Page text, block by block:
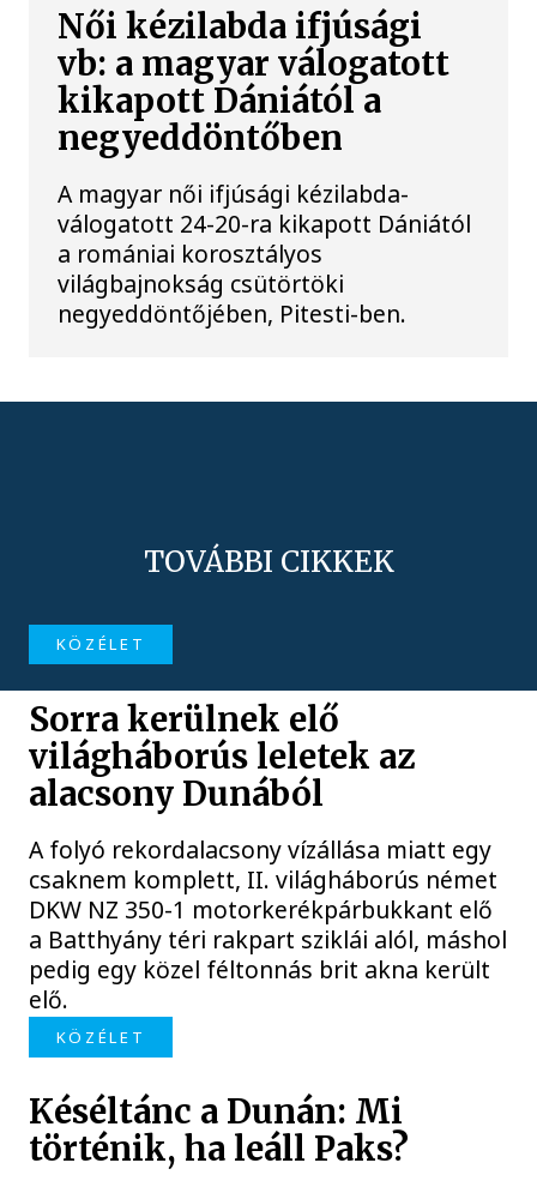
Női kézilabda ifjúsági
vb: a magyar válogatott
kikapott Dániától a
negyeddöntőben
A magyar női ifjúsági kézilabda-
válogatott 24-20-ra kikapott Dániától
a romániai korosztályos
világbajnokság csütörtöki
negyeddöntőjében, Pitesti-ben.
TOVÁBBI CIKKEK
KÖZÉLET
Sorra kerülnek elő
világháborús leletek az
alacsony Dunából
A folyó rekordalacsony vízállása miatt egy
csaknem komplett, II. világháborús német
DKW NZ 350-1 motorkerékpárbukkant elő
a Batthyány téri rakpart sziklái alól, máshol
pedig egy közel féltonnás brit akna került
elő.
KÖZÉLET
Késéltánc a Dunán: Mi
történik, ha leáll Paks?